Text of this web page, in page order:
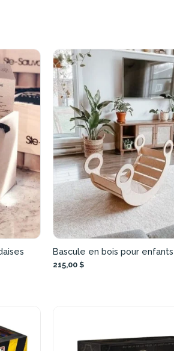
Bascule en bois pour enfants
215,00 $